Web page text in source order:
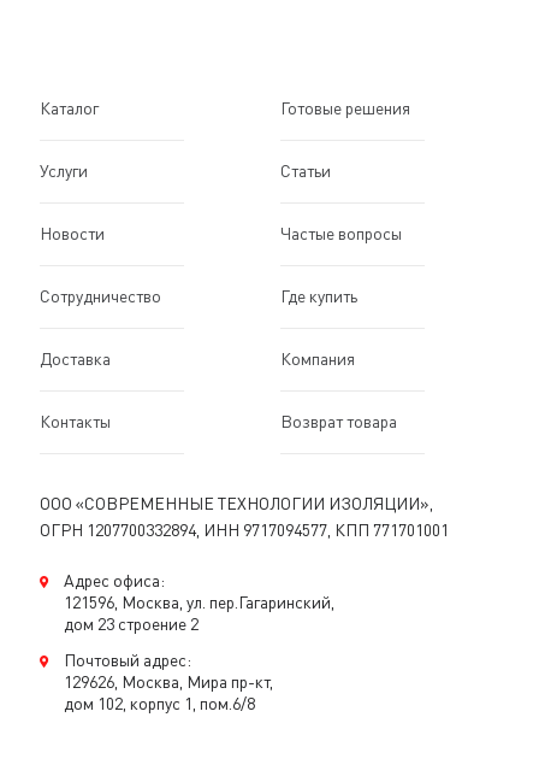
Каталог Готовые решения
Услуги Статьи
Новости Частые вопросы
Сотрудничество Где купить
Доставка Компания
Контакты Возврат товара
ООО «СОВРЕМЕННЫЕ ТЕХНОЛОГИИ ИЗОЛЯЦИИ»,
ОГРН 1207700332894, ИНН 9717094577, КПП 771701001
Адрес офиса:
121596, Москва, ул. пер.Гагаринский,
дом 23 строение 2
Почтовый адрес:
129626, Москва, Мира пр-кт,
дом 102, корпус 1, пом.6/8